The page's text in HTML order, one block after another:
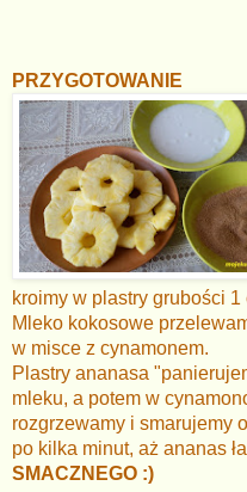
PRZYGOTOWANIE
kroimy w plastry grubości
Mleko kokosowe
w misce z cynamonem.
Plastry ananasa
mleku, a potem w
rozgrzewamy i smarujemy
po kilka minut, aż ananas
SMACZNEGO :)